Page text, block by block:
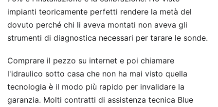
impianti teoricamente perfetti rendere la metà del
dovuto perché chi li aveva montati non aveva gli
strumenti di diagnostica necessari per tarare le sonde.
Comprare il pezzo su internet e poi chiamare
l'idraulico sotto casa che non ha mai visto quella
tecnologia è il modo più rapido per invalidare la
garanzia. Molti contratti di assistenza tecnica Blue